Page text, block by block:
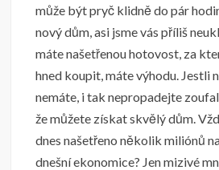
může být pryč klidně do pár
nový dům, asi jsme vás příliš
máte našetřenou hotovost, za
hned koupit, máte výhodu. Jestli
nemáte, i tak nepropadejte
že můžete získat skvělý dům.
dnes našetřeno několik miliónů
dnešní ekonomice? Jen mizivé